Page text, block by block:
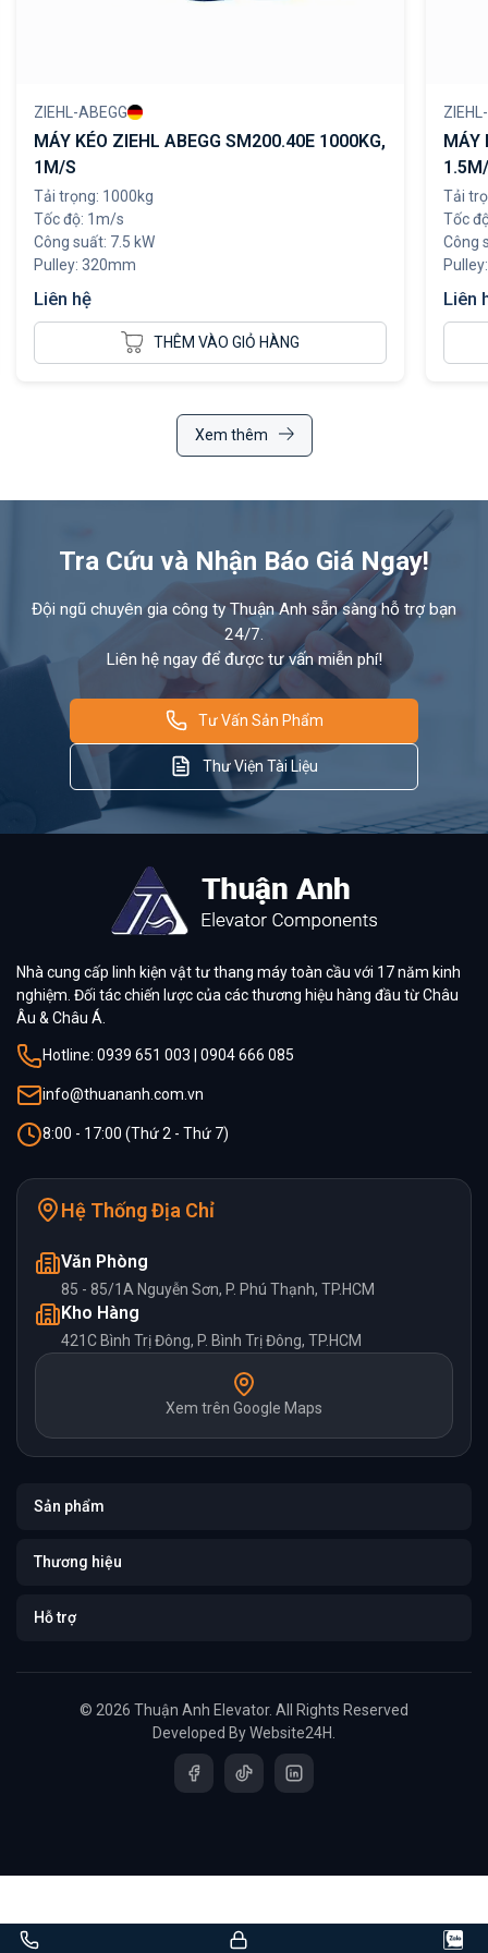
ZIEHL-ABEGG
MÁY KÉO ZIEHL ABEGG SM200.40E 1000KG,
1M/S
Tải trọng: 1000kg
Tốc độ: 1m/s
Công suất: 7.5 kW
Pulley: 320mm
Liên hệ
THÊM VÀO GIỎ HÀNG
MÁY
Tải
Tốc
Công
Liên
Xem thêm
Tra Cứu và Nhận Báo Giá Ngay!
Đội ngũ chuyên gia công ty Thuận Anh sẵn sàng hỗ trợ bạn
24/7.
Liên hệ ngay để được tư vấn miễn phí!
Tư Vấn Sản Phẩm
Thư Viện Tài Liệu
Nhà cung cấp linh kiện vật tư thang máy toàn cầu với 17 năm kinh
nghiệm. Đối tác chiến lược của các thương hiệu hàng đầu từ Châu
Âu & Châu Á.
Hotline: 0939 651 003 | 0904 666 085
info@thuananh.com.vn
8:00 - 17:00 (Thứ 2 - Thứ 7)
Hệ Thống Địa Chỉ
Văn Phòng
85 - 85/1A Nguyễn Sơn, P. Phú Thạnh, TP.HCM
Kho Hàng
421C Bình Trị Đông, P. Bình Trị Đông, TP.HCM
Xem trên Google Maps
Sản phẩm
Thương hiệu
Hỗ trợ
© 2026 Thuận Anh Elevator. All Rights Reserved
Developed ByWebsite24H